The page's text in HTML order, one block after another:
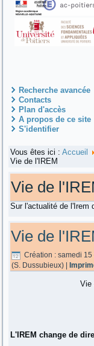
Recherche avancée
Contacts
Plan d'accès
A propos de ce site
S'identifier
Vous êtes ici :Accueil
Vie de l'IREM
Vie de
Sur l'actualité de l'Irem
Vie de
Création : samedi
(S. Dussubieux) |
Vie
L'IREM change de